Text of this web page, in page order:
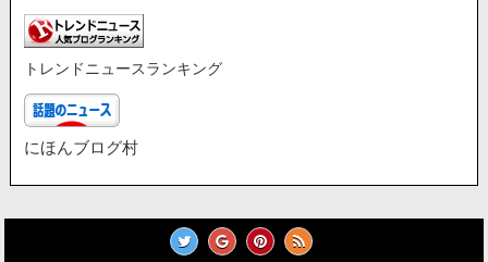
トレンドニュースランキング
にほんブログ村